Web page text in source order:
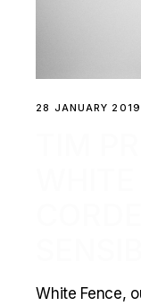
28 JANUARY 2019
White Fence,